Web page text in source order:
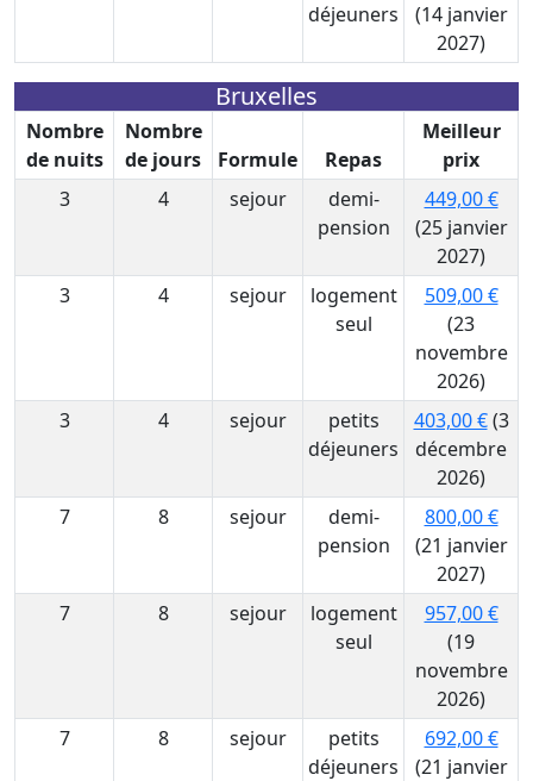
déjeuners
(14 janvier
2027)
Bruxelles
Nombre
de nuits
Nombre
de jours
Formule Repas
Meilleur
prix
3
4 sejour
demi-
pension
449,00 €
(25 janvier
2027)
3
4 sejour
logement
seul
509,00 €
(23
novembre
2026)
3
4 sejour
petits
déjeuners
403,00 €(3
décembre
2026)
7
8 sejour
demi-
pension
800,00 €
(21 janvier
2027)
7
8 sejour
logement
seul
957,00 €
(19
novembre
2026)
7
8 sejour
petits
déjeuners
692,00 €
(21 janvier